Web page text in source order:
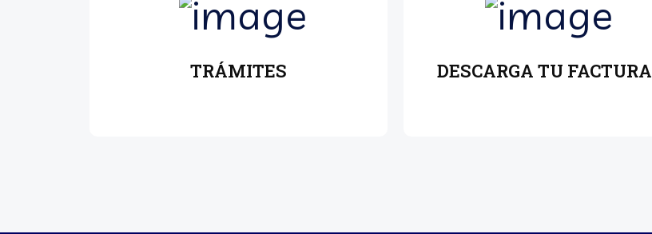
TRÁMITES DESCARGA TU FACTURA